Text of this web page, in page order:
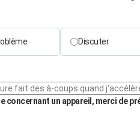
Discuter
concernant un appareil, merci de